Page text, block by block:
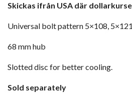
Skickas ifrån USA där
Universal bolt pattern 5×108,
68 mm hub
Slotted disc for better cooling.
Sold separately